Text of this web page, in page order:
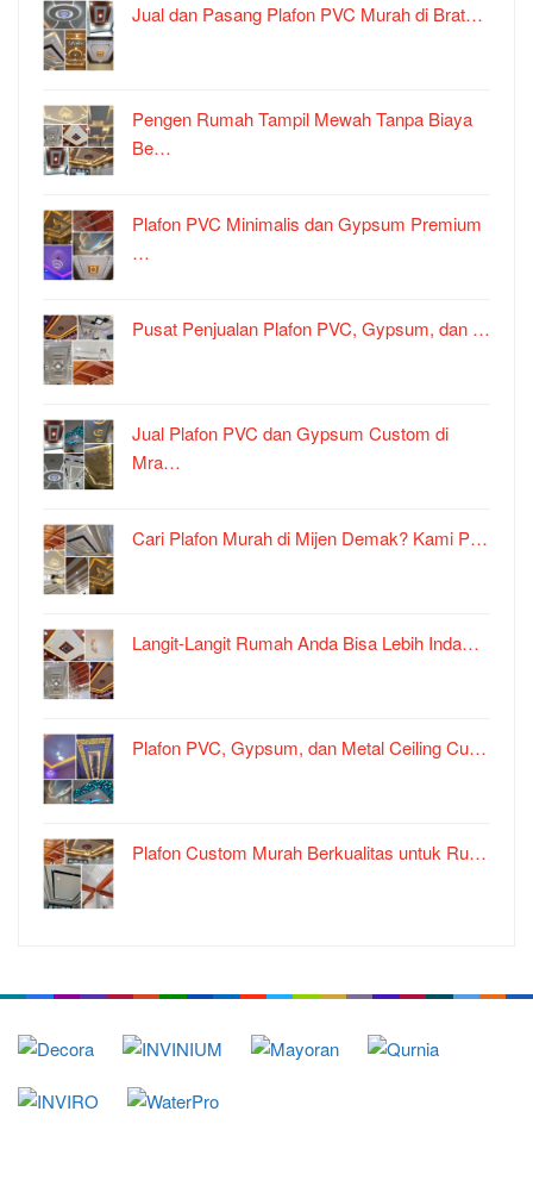
Jual dan Pasang Plafon PVC Murah di Brat…
Pengen Rumah Tampil Mewah Tanpa Biaya
Be…
Plafon PVC Minimalis dan Gypsum Premium
…
Pusat Penjualan Plafon PVC, Gypsum, dan …
Jual Plafon PVC dan Gypsum Custom di
Mra…
Cari Plafon Murah di Mijen Demak? Kami P…
Langit-Langit Rumah Anda Bisa Lebih Inda…
Plafon PVC, Gypsum, dan Metal Ceiling Cu…
Plafon Custom Murah Berkualitas untuk Ru…